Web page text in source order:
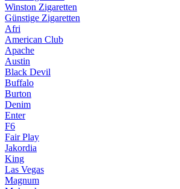
Winston Zigaretten
Günstige Zigaretten
Afri
American Club
Apache
Austin
Black Devil
Buffalo
Burton
Denim
Enter
F6
Fair Play
Jakordia
King
Las Vegas
Magnum